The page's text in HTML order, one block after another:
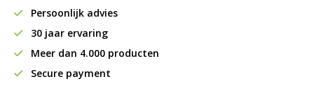
Persoonlijk advies
30 jaar ervaring
Meer dan 4.000 producten
Secure payment